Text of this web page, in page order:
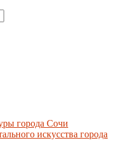
города Сочи
искусства города